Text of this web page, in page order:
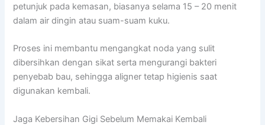
petunjuk pada kemasan, biasanya selama 15 – 20 menit
dalam air dingin atau suam-suam kuku.
Proses ini membantu mengangkat noda yang sulit
dibersihkan dengan sikat serta mengurangi bakteri
penyebab bau, sehingga aligner tetap higienis saat
digunakan kembali.
Jaga Kebersihan Gigi Sebelum Memakai Kembali